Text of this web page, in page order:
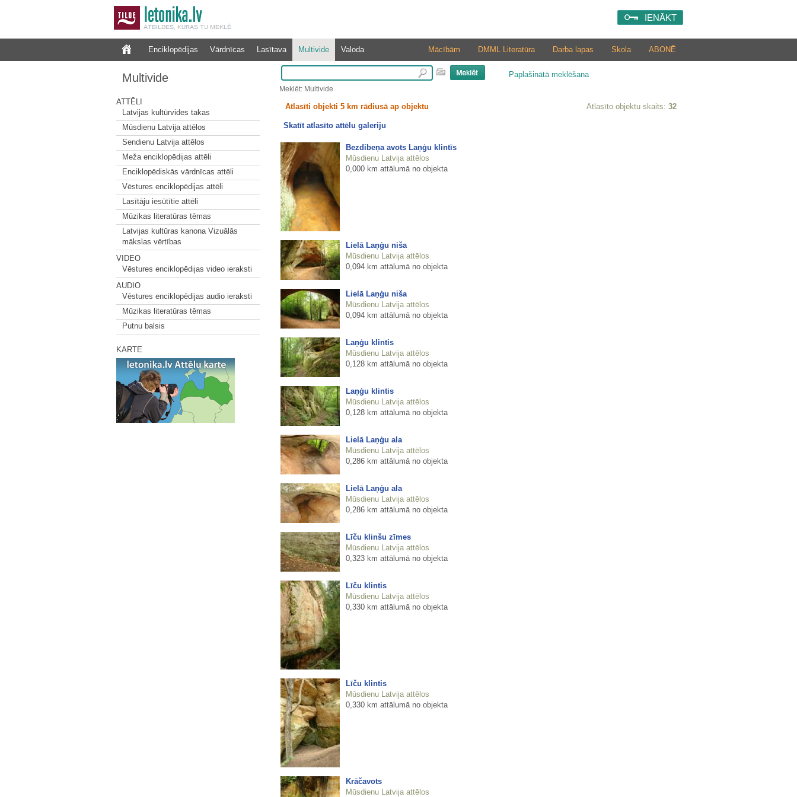
IENĀKT
Enciklopēdijas Vārdnīcas Lasītava Multivide Valoda ABONĒ
Skola
Darba lapas
DMML Literatūra
Mācībām
Multivide
ATTĒLI
Latvijas kultūrvides takas
Mūsdienu Latvija attēlos
Sendienu Latvija attēlos
Meža enciklopēdijas attēli
Enciklopēdiskās vārdnīcas attēli
Vēstures enciklopēdijas attēli
Lasītāju iesūtītie attēli
Mūzikas literatūras tēmas
Latvijas kultūras kanona Vizuālās
mākslas vērtības
VIDEO
Vēstures enciklopēdijas video ieraksti
AUDIO
Vēstures enciklopēdijas audio ieraksti
Mūzikas literatūras tēmas
Putnu balsis
KARTE
Paplašinātā meklēšana
Meklēt: Multivide
Atlasīti objekti 5 km rādiusā ap objektu Atlasīto objektu skaits: 32
Skatīt atlasīto attēlu galeriju
Bezdibeņa avots Laņģu klintīs
Mūsdienu Latvija attēlos
0,000 km attālumā no objekta
Lielā Laņģu niša
Mūsdienu Latvija attēlos
0,094 km attālumā no objekta
Lielā Laņģu niša
Mūsdienu Latvija attēlos
0,094 km attālumā no objekta
Laņģu klintis
Mūsdienu Latvija attēlos
0,128 km attālumā no objekta
Laņģu klintis
Mūsdienu Latvija attēlos
0,128 km attālumā no objekta
Lielā Laņģu ala
Mūsdienu Latvija attēlos
0,286 km attālumā no objekta
Lielā Laņģu ala
Mūsdienu Latvija attēlos
0,286 km attālumā no objekta
Līču klinšu zīmes
Mūsdienu Latvija attēlos
0,323 km attālumā no objekta
Līču klintis
Mūsdienu Latvija attēlos
0,330 km attālumā no objekta
Līču klintis
Mūsdienu Latvija attēlos
0,330 km attālumā no objekta
Krāčavots
Mūsdienu Latvija attēlos